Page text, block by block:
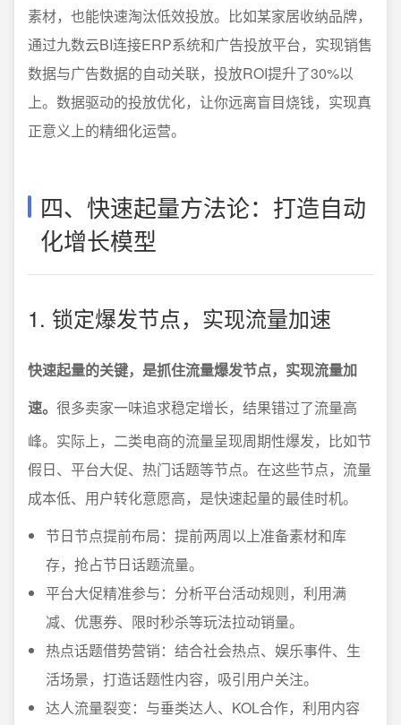
素材，也能快速淘汰低效投放。比如某家居收纳品牌，
通过九数云BI连接ERP系统和广告投放平台，实现销售
数据与广告数据的自动关联，投放ROI提升了30%以
上。数据驱动的投放优化，让你远离盲目烧钱，实现真
正意义上的精细化运营。
四、快速起量方法论：打造自动
化增长模型
1. 锁定爆发节点，实现流量加速
快速起量的关键，是抓住流量爆发节点，实现流量加
速。 很多卖家一味追求稳定增长，结果错过了流量高
峰。实际上，二类电商的流量呈现周期性爆发，比如节
假日、平台大促、热门话题等节点。在这些节点，流量
成本低、用户转化意愿高，是快速起量的最佳时机。
节日节点提前布局：提前两周以上准备素材和库
存，抢占节日话题流量。
平台大促精准参与：分析平台活动规则，利用满
减、优惠券、限时秒杀等玩法拉动销量。
热点话题借势营销：结合社会热点、娱乐事件、生
活场景，打造话题性内容，吸引用户关注。
达人流量裂变：与垂类达人、KOL合作，利用内容